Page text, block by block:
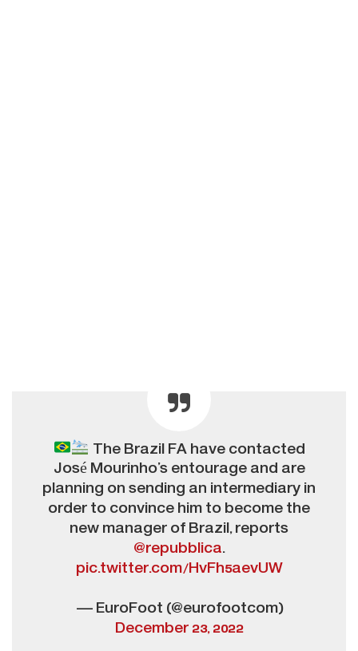
The Brazil FA have contacted
José Mourinho’s entourage and are
planning on sending an intermediary in
order to convince him to become the
new manager of Brazil, reports
@repubblica.
pic.twitter.com/HvFh5aevUW
— EuroFoot (@eurofootcom)
December 23, 2022